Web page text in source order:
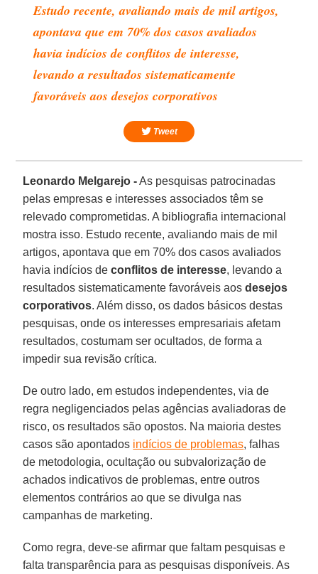
Estudo recente, avaliando mais de mil artigos,
apontava que em 70% dos casos avaliados
havia indícios de conflitos de interesse,
levando a resultados sistematicamente
favoráveis aos desejos corporativos
Tweet
Leonardo Melgarejo -As pesquisas patrocinadas
pelas empresas e interesses associados têm se
relevado comprometidas. A bibliografia internacional
mostra isso. Estudo recente, avaliando mais de mil
artigos, apontava que em 70% dos casos avaliados
havia indícios deconflitos de interesse, levando a
resultados sistematicamente favoráveis aosdesejos
corporativos. Além disso, os dados básicos destas
pesquisas, onde os interesses empresariais afetam
resultados, costumam ser ocultados, de forma a
impedir sua revisão crítica.
De outro lado, em estudos independentes, via de
regra negligenciados pelas agências avaliadoras de
risco, os resultados são opostos. Na maioria destes
casos são apontados indícios de problemas, falhas
de metodologia, ocultação ou subvalorização de
achados indicativos de problemas, entre outros
elementos contrários ao que se divulga nas
campanhas de marketing.
Como regra, deve-se afirmar que faltam pesquisas e
falta transparência para as pesquisas disponíveis. As